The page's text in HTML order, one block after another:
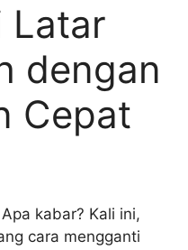
Latar
dengan
Cepat
kabar? Kali ini,
cara mengganti